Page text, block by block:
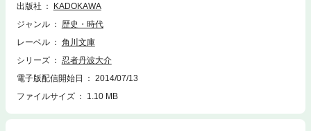
出版社
KADOKAWA
ジャンル
歴史・時代
レーベル
角川文庫
シリーズ
忍者丹波大介
電子版配信開始日
2014/07/13
ファイルサイズ
1.10 MB